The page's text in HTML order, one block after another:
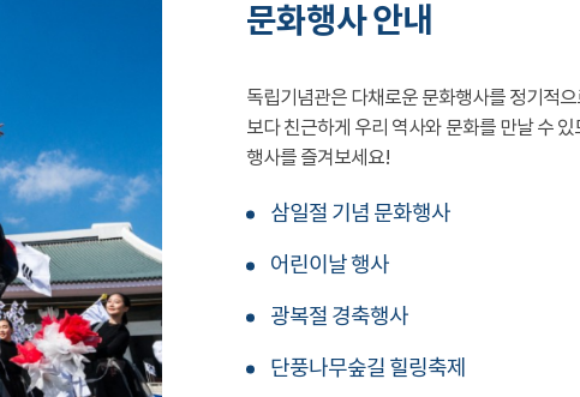
문화행사 안내
독립기념관은 다채로운 문화행사를 정기적
보다 친근하게 우리 역사와 문화를 만날 수
행사를 즐겨보세요!
삼일절 기념 문화행사
어린이날 행사
광복절 경축행사
단풍나무숲길 힐링축제